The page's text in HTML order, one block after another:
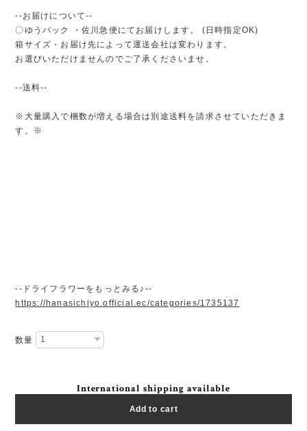
--お届けについて--
〇ゆうパック ・佐川急便にてお届けします。 (日時指定OK)
箱サイズ・お届け先によって運送会社は変わります。
お選びいただけませんのでご了承くださいませ。
--送料--
※大量購入で梱数が増える場合は別途送料を請求させていただきま
す。※
--ドライフラワーをもっとみる♪--
https://hanasichiyo.official.ec/categories/1735137
数量
International shipping available
Add to cart